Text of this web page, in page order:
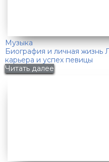
Музыка
Биография и личная жизнь
карьера и успех певицы
Читать далее